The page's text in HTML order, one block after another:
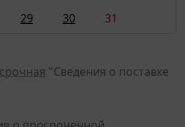
29 30 31
"Сведения о поставке